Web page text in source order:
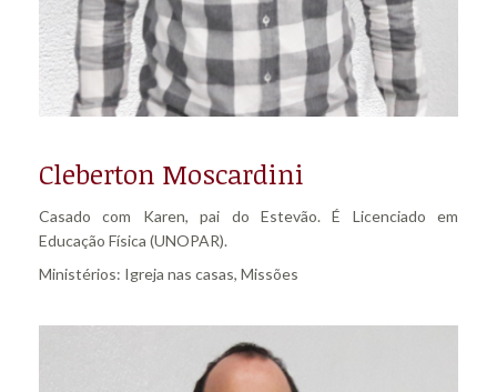
Cleberton Moscardini
Casado com Karen, pai do Estevão. É Licenciado em
Educação Física (UNOPAR).
Ministérios: Igreja nas casas, Missões